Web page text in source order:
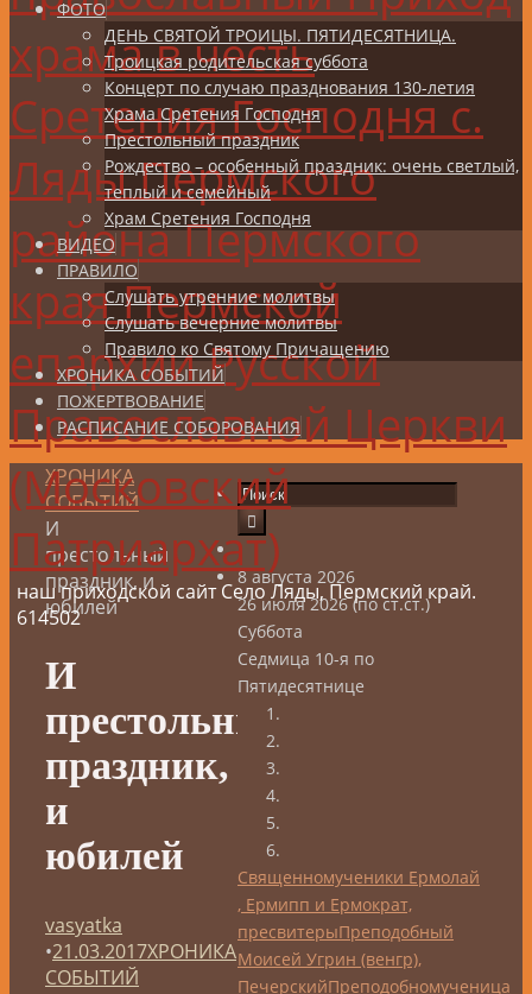
храма в честь
Сретения Господня с.
Ляды Пермского
района Пермского
края Пермской
епархии Русской
Православной Церкви
(Московский
Патриархат)
наш приходской сайт Село Ляды, Пермский край.
614502
ФОТО
ДЕНЬ СВЯТОЙ ТРОИЦЫ. ПЯТИДЕСЯТНИЦА.
Троицкая родительская суббота
Концерт по случаю празднования 130-летия
Храма Сретения Господня
Престольный праздник
Рождество – особенный праздник: очень светлый,
теплый и семейный
Храм Сретения Господня
ВИДЕО
ПРАВИЛО
Слушать утренние молитвы
Слушать вечерние молитвы
Правило ко Святому Причащению
ХРОНИКА СОБЫТИЙ
ПОЖЕРТВОВАНИЕ
РАСПИСАНИЕ СОБОРОВАНИЯ
ХРОНИКА
СОБЫТИЙ
И
престольный
праздник, и
юбилей
И
престольный
праздник,
и
юбилей
vasyatka
•21.03.2017ХРОНИКА
СОБЫТИЙ
8 августа 2026
26 июля 2026 (по ст.ст.)
Суббота
Седмица 10-я по
Пятидесятнице
Священномученики Ермолай
, Ермипп и Ермократ,
пресвитерыПреподобный
Моисей Угрин (венгр),
ПечерскийПреподобномученица